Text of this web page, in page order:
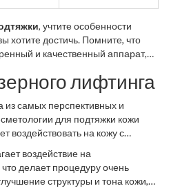
, учтите особенности
хотите достичь. Помните, что
и качественный аппарат,
Современные производители
с различными технологиями на
внимание деталям и
вы сможете подарить своей
лифтинга
из самых перспективных и
для подтяжки кожи
воздействовать на кожу с
и эластина. Эти белки
кожи, а также за её
Современные лазерные аппараты
воздействие на
делает процедуру очень
структуры и тона кожи,